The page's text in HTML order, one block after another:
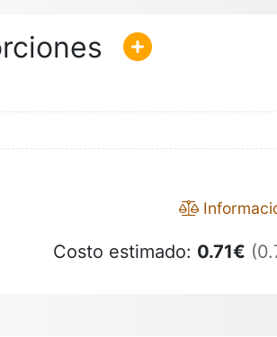
Costo estimado: 0.71€